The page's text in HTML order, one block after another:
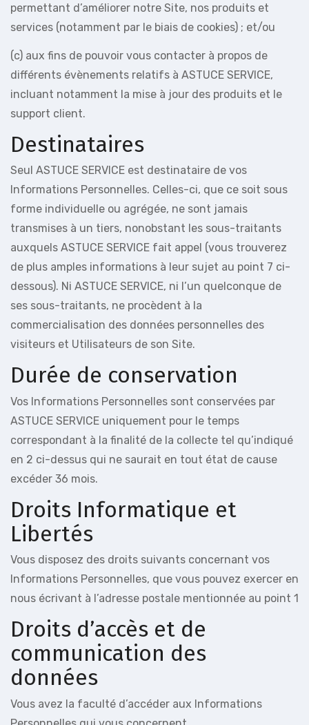
permettant d’améliorer notre Site, nos produits et
services (notamment par le biais de cookies) ; et/ou
(c) aux fins de pouvoir vous contacter à propos de
différents évènements relatifs à ASTUCE SERVICE,
incluant notamment la mise à jour des produits et le
support client.
Destinataires
Seul ASTUCE SERVICE est destinataire de vos
Informations Personnelles. Celles-ci, que ce soit sous
forme individuelle ou agrégée, ne sont jamais
transmises à un tiers, nonobstant les sous-traitants
auxquels ASTUCE SERVICE fait appel (vous trouverez
de plus amples informations à leur sujet au point 7 ci-
dessous). Ni ASTUCE SERVICE, ni l’un quelconque de
ses sous-traitants, ne procèdent à la
commercialisation des données personnelles des
visiteurs et Utilisateurs de son Site.
Durée de conservation
Vos Informations Personnelles sont conservées par
ASTUCE SERVICE uniquement pour le temps
correspondant à la finalité de la collecte tel qu’indiqué
en 2 ci-dessus qui ne saurait en tout état de cause
excéder 36 mois.
Droits Informatique et
Libertés
Vous disposez des droits suivants concernant vos
Informations Personnelles, que vous pouvez exercer en
nous écrivant à l’adresse postale mentionnée au point 1
Droits d’accès et de
communication des
données
Vous avez la faculté d’accéder aux Informations